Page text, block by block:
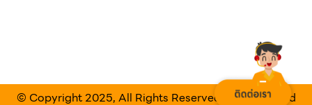
© Copyright 2025, All Rights Reserved Designed and